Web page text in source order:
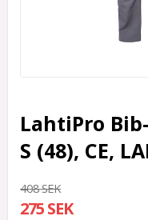
LahtiPro
S (48), CE,
408 SEK
275 SEK